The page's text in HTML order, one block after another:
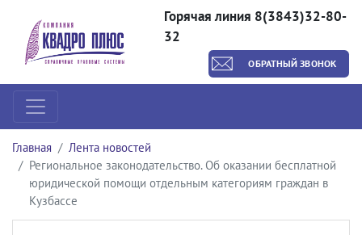
Горячая линия 8(3843)32-80-
32
ОБРАТНЫЙ ЗВОНОК
Главная
Лента новостей
Региональное законодательство. Об оказании бесплатной
юридической помощи отдельным категориям граждан в
Кузбассе